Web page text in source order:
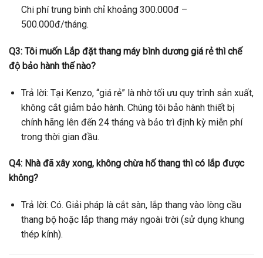
Chi phí trung bình chỉ khoảng 300.000đ –
500.000đ/tháng.
Q3: Tôi muốn Lắp đặt thang máy bình dương giá rẻ thì chế
độ bảo hành thế nào?
Trả lời: Tại Kenzo, “giá rẻ” là nhờ tối ưu quy trình sản xuất,
không cắt giảm bảo hành. Chúng tôi bảo hành thiết bị
chính hãng lên đến 24 tháng và bảo trì định kỳ miễn phí
trong thời gian đầu.
Q4: Nhà đã xây xong, không chừa hố thang thì có lắp được
không?
Trả lời: Có. Giải pháp là cắt sàn, lắp thang vào lòng cầu
thang bộ hoặc lắp thang máy ngoài trời (sử dụng khung
thép kính).